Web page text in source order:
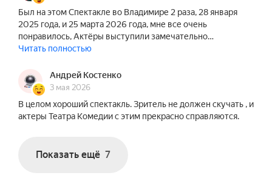
Был на этом Спектакле во Владимире 2 раза, 28 января
2025 года, и 25 марта 2026 года, мне все очень
понравилось, Актёры выступили замечательно…
Читать полностью
Андрей Костенко
3 мая 2026
В целом хороший спектакль. Зритель не должен скучать , и
актеры Театра Комедии с этим прекрасно справляются.
Показать ещё 7